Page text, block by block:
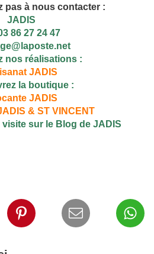
pas à nous contacter :
JADIS
86 27 24 47
nos réalisations :
JADIS
la boutique :
JADIS
& ST VINCENT
sur le Blog de JADIS